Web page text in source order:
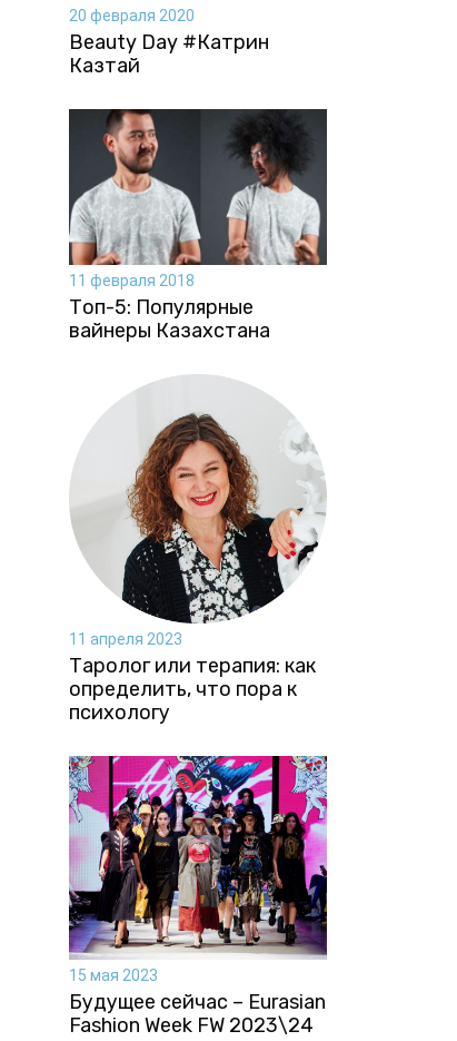
20 февраля 2020
Beauty Day #Катрин
Казтай
11 февраля 2018
Топ-5: Популярные
вайнеры Казахстана
11 апреля 2023
Таролог или терапия: как
определить, что пора к
психологу
15 мая 2023
Будущее сейчас – Eurasian
Fashion Week FW 2023\24